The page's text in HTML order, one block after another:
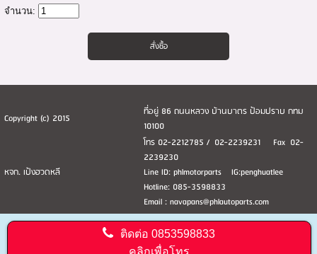
จำนวน:
Copyright (c) 2015
ที่อยู่ 86 ถนนหลวง บ้านบาตร ป้อมปราบ กทม
10100
หจก. เป้งฮวดหลี
โทร 02-2212785 / 02-2239231 Fax 02-
2239230
Line ID: phlmotorparts IG:penghuatlee
Hotline: 085-3598833
Email : navapans@phlautoparts.com
ติดต่อ0853598833